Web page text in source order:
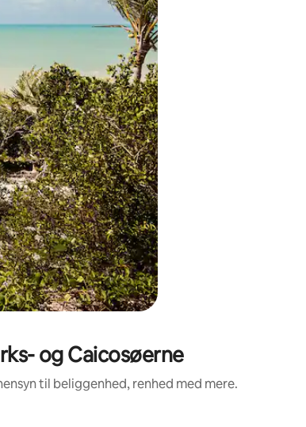
eller stryge.
og Caicosøerne
til beliggenhed, renhed med mere.